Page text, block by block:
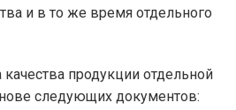
и в то же время отдельного
продукции отдельной
следующих документов: